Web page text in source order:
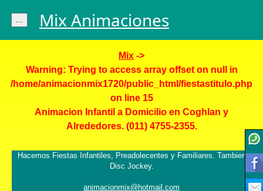
... Mix Animaciones
Mix ->
Warning: Trying to access array offset on null in
/home/animacionmix1720/public_html/fiestastitulo.php
on line 15
Animacion Infantil a Domicilio en Coghlan y
Alrededores. (011) 4755-2355.
Hacemos Fiestas Infantiles, Preadolecentes y Familiares. Tambien
Disc Jockey.
animacionmix@hotmail.com